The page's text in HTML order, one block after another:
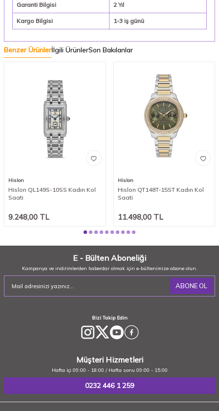
Garanti Bilgisi 2 Yıl
Kargo Bilgisi 1-3 iş günü
Benzer Ürünlerİlgili ÜrünlerSon Bakılanlar
Hislon
Hislon QL149S-10SS Kadın Kol
Saati
9.248,00 TL
Hislon
Hislon QT148T-15ST Kadın Kol
Saati
11.498,00TL
E - Bülten Aboneliği
Kampanya ve indirimlerden haberdar olmak için e-bültenimize abone olun.
ABONE OL
Bizi Takip Edin
Müşteri Hizmetleri
Hafta içi 09:00 - 18:00 / Hafta sonu 09:00 - 15:00
0232 446 1 259